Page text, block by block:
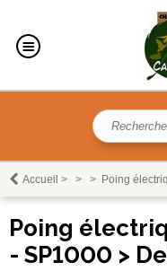
Accueil > > > Poing
Poing
- SP1000 >